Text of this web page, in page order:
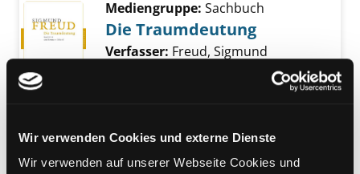
Wir verwenden Cookies und externe Dienste
Wir verwenden auf unserer Webseite Cookies und
Exemplar-Details von Die Traumdeutung
Mediengruppe: Sachbuch
Die Traumdeutung
Verfasser: Freud, Sigmund
Frankfurt/M., Fischer
Mediengruppe:Sachbuch